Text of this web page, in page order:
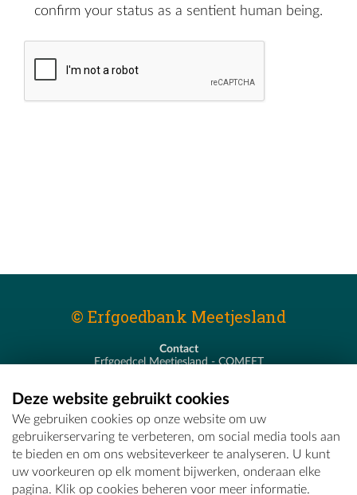
confirm your status as a sentient human being.
© Erfgoedbank Meetjesland
Contact
Erfgoedcel Meetjesland - COMEET
T - 09 373 75 96
E -erfgoedcel@comeet.be
Deze website gebruikt cookies
We gebruiken cookies op onze website om uw
gebruikerservaring te verbeteren, om social media tools aan
te bieden en om ons websiteverkeer te analyseren. U kunt
uw voorkeuren op elk moment bijwerken, onderaan elke
pagina. Klik op cookies beheren voor meer informatie.